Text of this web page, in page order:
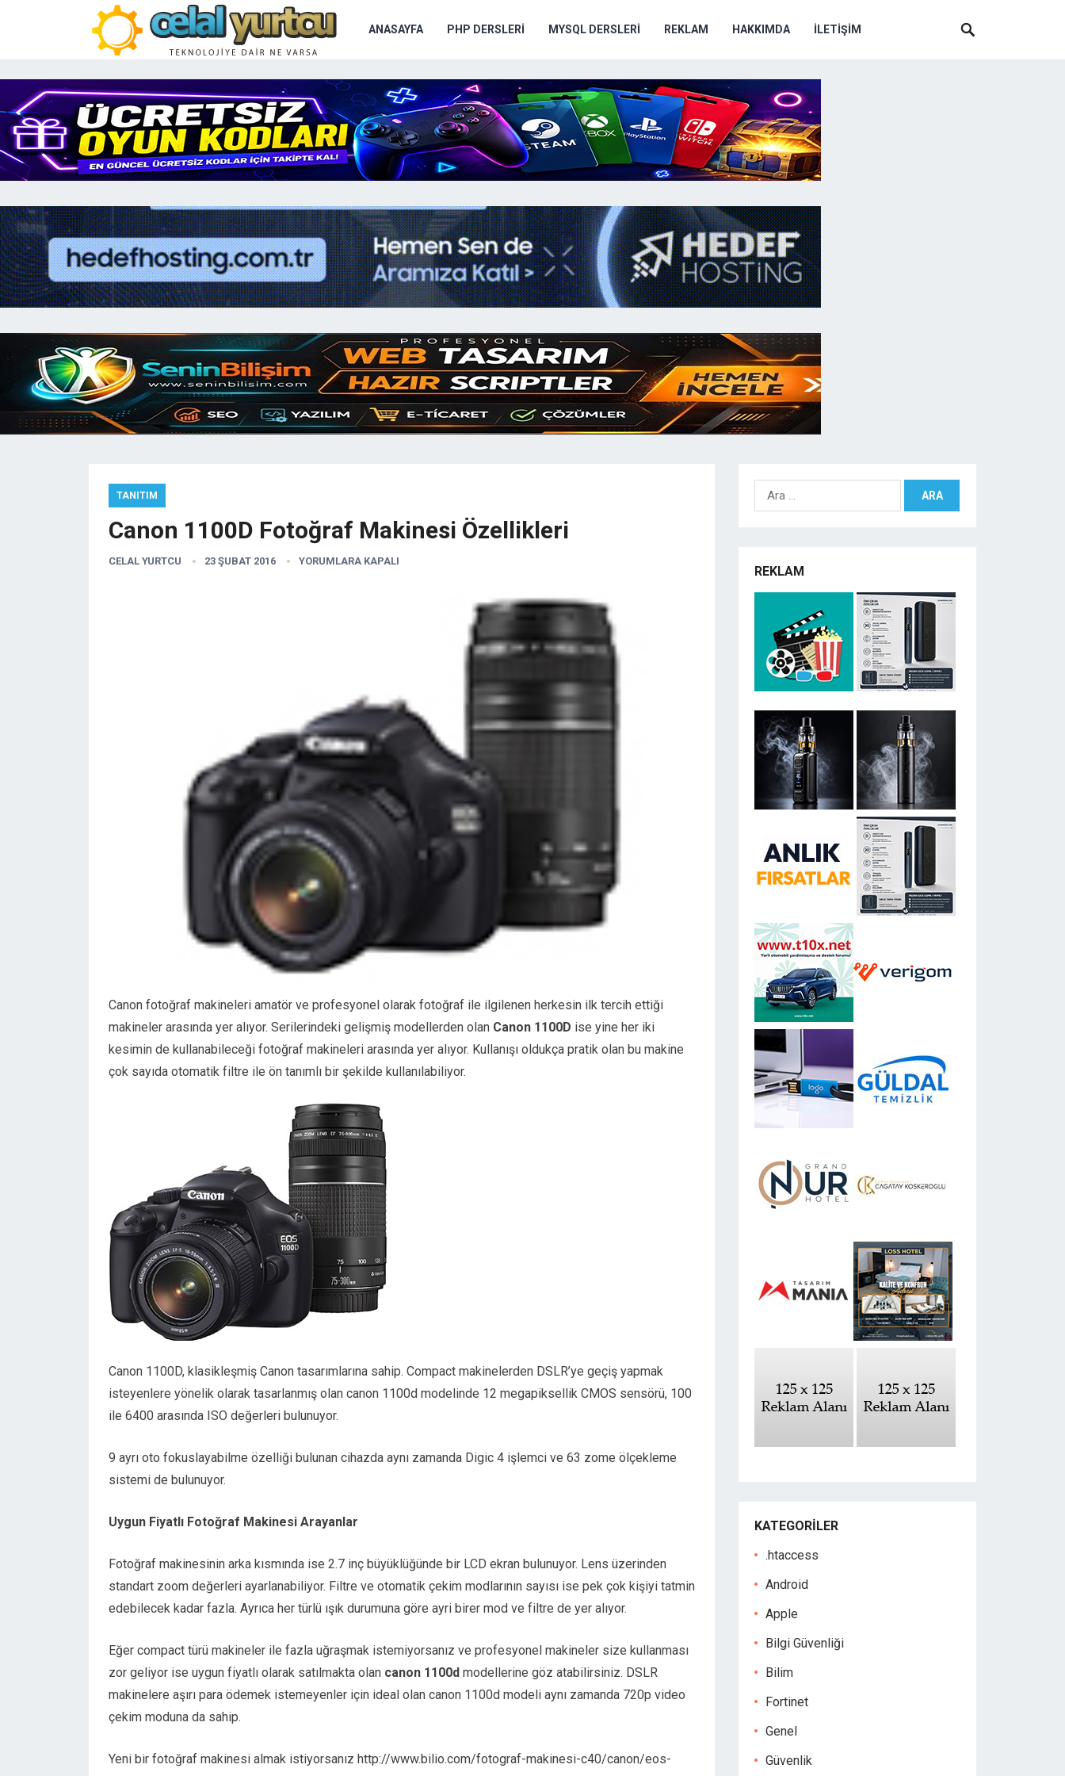
ANASAYFA PHP DERSLERI MYSQL DERSLERI REKLAM HAKKIMDA İLETIŞIM
TANITIM
Canon 1100D Fotoğraf Makinesi Özellikleri
CELAL YURTCU 23 ŞUBAT 2016 YORUMLARA KAPALI
Canon fotoğraf makineleri amatör ve profesyonel olarak fotoğraf ile ilgilenen herkesin ilk tercih ettiği
makineler arasında yer alıyor. Serilerindeki gelişmiş modellerden olan Canon 1100D ise yine her iki
kesimin de kullanabileceği fotoğraf makineleri arasında yer alıyor. Kullanışı oldukça pratik olan bu makine
çok sayıda otomatik filtre ile ön tanımlı bir şekilde kullanılabiliyor.
Canon 1100D, klasikleşmiş Canon tasarımlarına sahip. Compact makinelerden DSLR’ye geçiş yapmak
isteyenlere yönelik olarak tasarlanmış olan canon 1100d modelinde 12 megapiksellik CMOS sensörü, 100
ile 6400 arasında ISO değerleri bulunuyor.
9 ayrı oto fokuslayabilme özelliği bulunan cihazda aynı zamanda Digic 4 işlemci ve 63 zome ölçekleme
sistemi de bulunuyor.
Uygun Fiyatlı Fotoğraf Makinesi Arayanlar
Fotoğraf makinesinin arka kısmında ise 2.7 inç büyüklüğünde bir LCD ekran bulunuyor. Lens üzerinden
standart zoom değerleri ayarlanabiliyor. Filtre ve otomatik çekim modlarının sayısı ise pek çok kişiyi tatmin
edebilecek kadar fazla. Ayrıca her türlü ışık durumuna göre ayri birer mod ve filtre de yer alıyor.
Eğer compact türü makineler ile fazla uğraşmak istemiyorsanız ve profesyonel makineler size kullanması
zor geliyor ise uygun fiyatlı olarak satılmakta olan canon 1100d modellerine göz atabilirsiniz. DSLR
makinelere aşırı para ödemek istemeyenler için ideal olan canon 1100d modeli aynı zamanda 720p video
çekim moduna da sahip.
Yeni bir fotoğraf makinesi almak istiyorsanız http://www.bilio.com/fotograf-makinesi-c40/canon/eos-
Arama:
REKLAM
KATEGORILER
.htaccess
Android
Apple
Bilgi Güvenliği
Bilim
Fortinet
Genel
Güvenlik